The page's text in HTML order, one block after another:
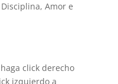
Amor e
click derecho
izquierdo a